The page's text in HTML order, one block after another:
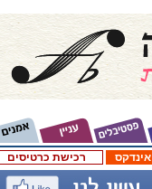
רכישת כרטיסים אינדקס